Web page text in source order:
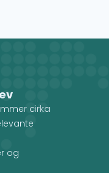
cirka
og